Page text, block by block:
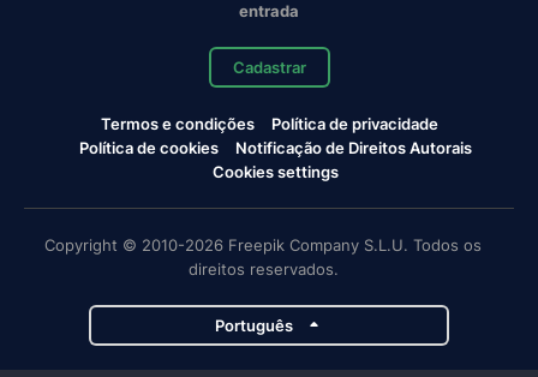
entrada
Cadastrar
Termos e condições
Política de privacidade
Política de cookies
Notificação de Direitos Autorais
Cookies settings
Copyright © 2010-2026 Freepik Company S.L.U. Todos os
direitos reservados.
Português